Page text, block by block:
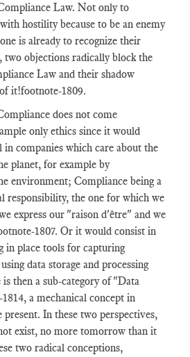
Law. Not only to
hostility because to be an enemy
is already to recognize their
two objections radically block the
Law and their shadow
it!footnote-1809.
does not come
only ethics since it would
in companies which care about the
planet, for example by
environment; Compliance being a
responsibility, the one for which we
express our "raison d'être" and we
1807. Or it would consist in
in place tools for capturing
data storage and processing
then a sub-category of "Data
, a mechanical concept in
In these two perspectives,
exist, no more tomorrow than it
two radical conceptions,